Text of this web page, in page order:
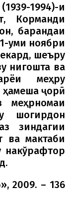
1994)-и
Корманди
барандаи
уми ноябри
шеъру
нигошта ва
меҳру
ҳамеша ҷорӣ
меҳрномаи
шогирдон
зиндагии
ва мактаби
накўрафтор
2009. – 136